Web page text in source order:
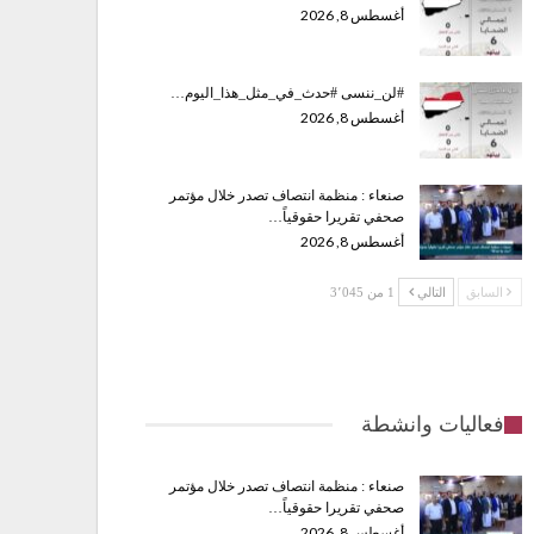
أغسطس 8, 2026
#لن_ننسى #حدث_في_مثل_هذا_اليوم…
أغسطس 8, 2026
صنعاء : منظمة انتصاف تصدر خلال مؤتمر
صحفي تقريرا حقوقياً…
أغسطس 8, 2026
السابق التالي 1 من 3٬045
فعاليات وانشطة
صنعاء : منظمة انتصاف تصدر خلال مؤتمر
صحفي تقريرا حقوقياً…